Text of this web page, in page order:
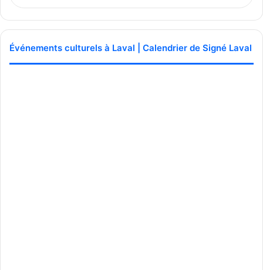
Événements culturels à Laval | Calendrier de Signé Laval